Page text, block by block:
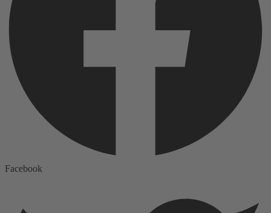
Facebook